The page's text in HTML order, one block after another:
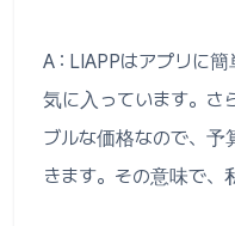
A : LIAPPはアプリに
気に入っています。さ
ブルな価格なので、予
きます。その意味で、